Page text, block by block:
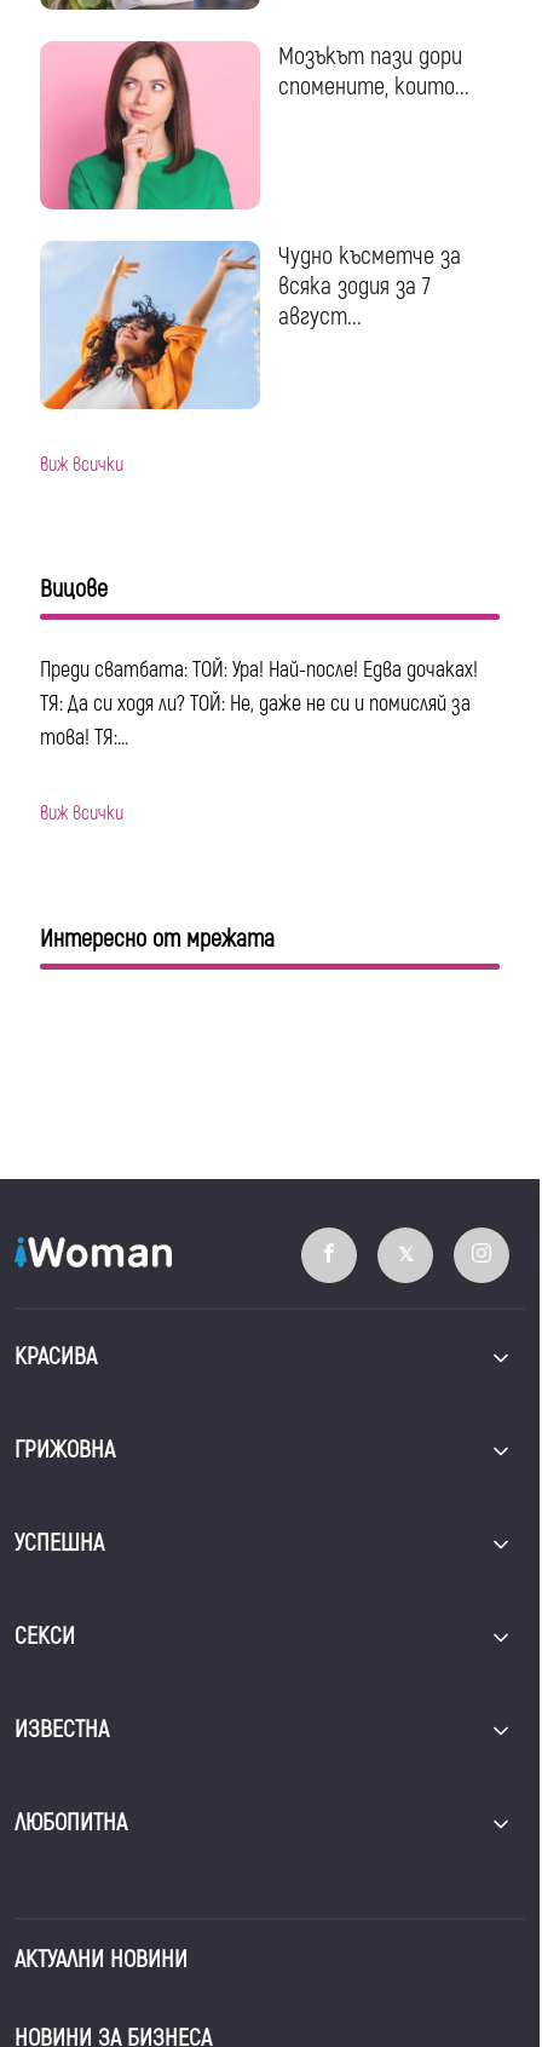
Мозъкът пази дори
спомените, които...
Чудно късметче за
всяка зодия за 7
август...
виж всички
Вицове
Преди сватбата: ТОЙ: Ура! Най-после! Едва дочаках!
ТЯ: Да си ходя ли? ТОЙ: Не, даже не си и помисляй за
това! ТЯ:...
виж всички
Интересно от мрежата
КРАСИВА
ГРИЖОВНА
УСПЕШНА
СЕКСИ
ИЗВЕСТНА
ЛЮБОПИТНА
АКТУАЛНИ НОВИНИ
НОВИНИ ЗА БИЗНЕСА